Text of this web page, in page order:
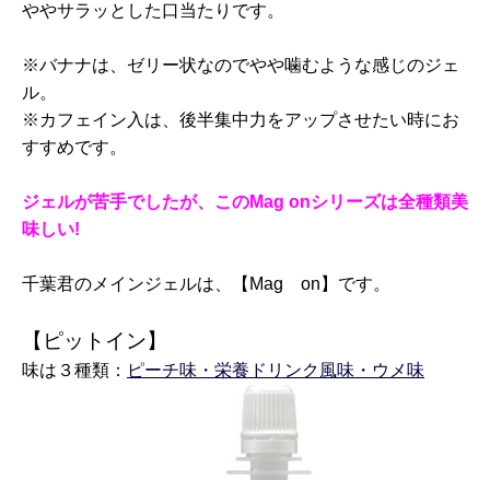
ややサラッとした口当たりです。
※バナナは、ゼリー状なのでやや噛むような感じのジェ
ル。
※カフェイン入は、後半集中力をアップさせたい時にお
すすめです。
ジェルが苦手でしたが、このMag onシリーズは全種類美
味しい!
千葉君のメインジェルは、【Mag on】です。
【ピットイン】
味は３種類： ピーチ味・栄養ドリンク風味・ウメ味